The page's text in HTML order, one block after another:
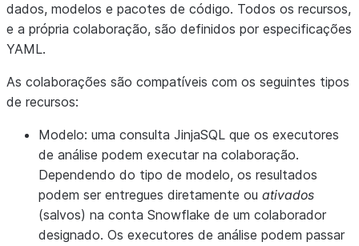
dados, modelos e pacotes de código. Todos os recursos,
e a própria colaboração, são definidos por especificações
YAML.
As colaborações são compatíveis com os seguintes tipos
de recursos:
Modelo: uma consulta JinjaSQL que os executores
de análise podem executar na colaboração.
Dependendo do tipo de modelo, os resultados
podem ser entregues diretamente ou ativados
(salvos) na conta Snowflake de um colaborador
designado. Os executores de análise podem passar